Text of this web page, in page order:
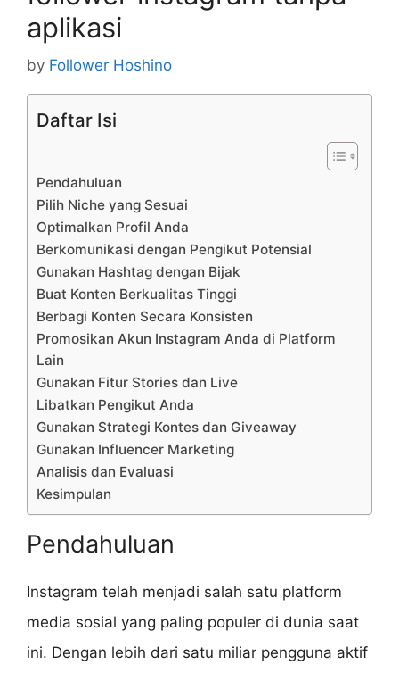
aplikasi
by Follower Hoshino
Daftar Isi
Pendahuluan
Pilih Niche yang Sesuai
Optimalkan Profil Anda
Berkomunikasi dengan Pengikut Potensial
Gunakan Hashtag dengan Bijak
Buat Konten Berkualitas Tinggi
Berbagi Konten Secara Konsisten
Promosikan Akun Instagram Anda di Platform
Lain
Gunakan Fitur Stories dan Live
Libatkan Pengikut Anda
Gunakan Strategi Kontes dan Giveaway
Gunakan Influencer Marketing
Analisis dan Evaluasi
Kesimpulan
Pendahuluan
Instagram telah menjadi salah satu platform
media sosial yang paling populer di dunia saat
ini. Dengan lebih dari satu miliar pengguna aktif